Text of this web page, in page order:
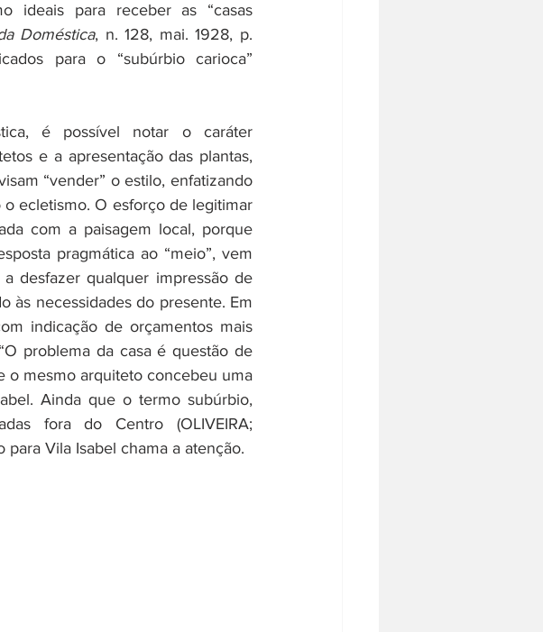
ideais para receber as “casas
Doméstica, n. 128, mai. 1928, p.
para o “subúrbio carioca”
é possível notar o caráter
e a apresentação das plantas,
“vender” o estilo, enfatizando
ecletismo. O esforço de legitimar
com a paisagem local, porque
pragmática ao “meio”, vem
desfazer qualquer impressão de
às necessidades do presente. Em
indicação de orçamentos mais
problema da casa é questão de
o mesmo arquiteto concebeu uma
Ainda que o termo subúrbio,
fora do Centro (OLIVEIRA;
para Vila Isabel chama a atenção.